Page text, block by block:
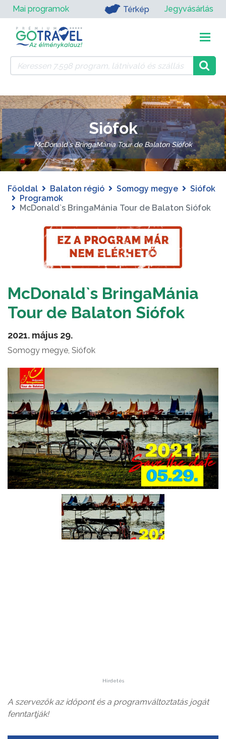
Mai programok Térkép Jegyvásárlás
Siófok
McDonald`s BringaMánia Tour de Balaton Siófok
Főoldal Balaton régió Somogy megye
Siófok
Programok
McDonald`s BringaMánia Tour de Balaton Siófok
McDonald`s BringaMánia
Tour de Balaton Siófok
2021. május 29.
Somogy megye, Siófok
Hirdetés
A szervezők az időpont és a programváltoztatás jogát
fenntartják!